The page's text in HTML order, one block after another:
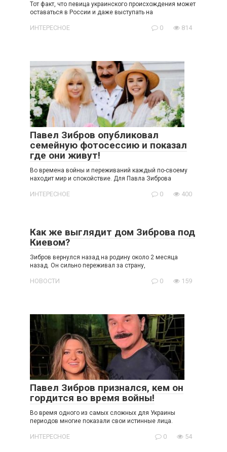
Тот факт, что певица украинского происхождения может
оставаться в России и даже выступать на
ИНТЕРЕСНОЕ 0 814
Павел Зибров опубликовал
семейную фотосессию и показал
где они живут!
Во времена войны и переживаний каждый по-своему
находит мир и спокойствие. Для Павла Зиброва
ИНТЕРЕСНОЕ 0 400
Как же выглядит дом Зиброва под
Киевом?
Зибров вернулся назад на родину около 2 месяца
назад. Он сильно переживал за страну,
НОВОСТИ 0 159
Павел Зибров признался, кем он
гордится во время войны!
Во время одного из самых сложных для Украины
периодов многие показали свои истинные лица.
ИНТЕРЕСНОЕ 0 54